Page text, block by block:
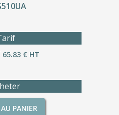
65.83 € HT
PANIER